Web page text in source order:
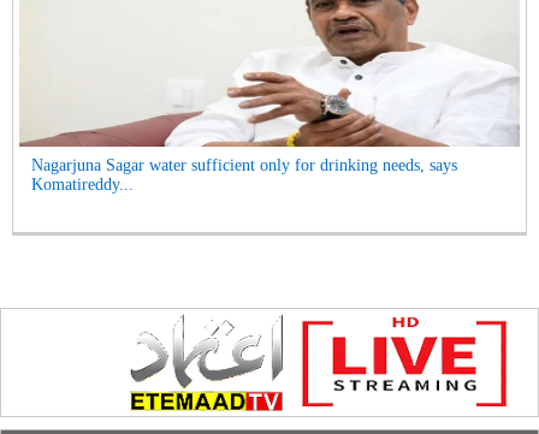
Nagarjuna Sagar water sufficient only for drinking needs, says
Komatireddy...